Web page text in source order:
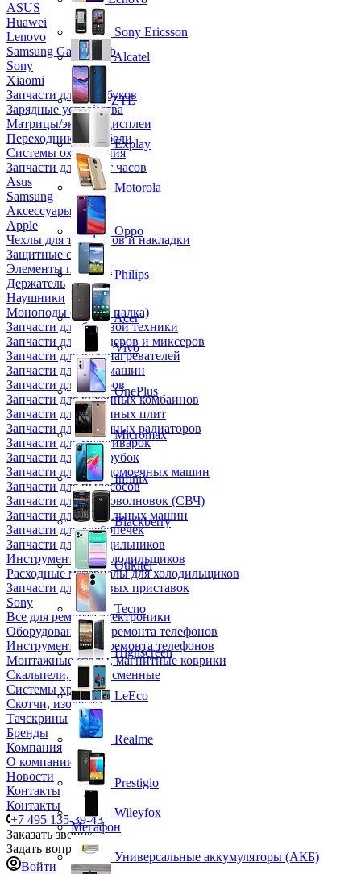
ASUS
Huawei
Lenovo
Samsung Galaxy Tab
Sony
Xiaomi
Запчасти для ноутбуков
Зарядные устройства
Матрицы/экраны/дисплеи
Переходники и кабели
Системы охлаждения
Запчасти для смарт часов
Asus
Samsung
Аксессуары
Apple
Чехлы для телефонов и накладки
Защитные стекла
Элементы питания
Держатель
Наушники
Моноподы (Селфи палка)
Запчасти для бытовой техники
Запчасти для блендеров и миксеров
Запчасти для водонагревателей
Запчасти для кофемашин
Запчасти для кулеров
Запчасти для кухонных комбаинов
Запчасти для кухонных плит
Запчасти для масляных радиаторов
Запчасти для мультиварок
Запчасти для мясорубок
Запчасти для посудомоечных машин
Запчасти для пылесосов
Запчасти для микроволновок (СВЧ)
Запчасти для стиральных машин
Запчасти для хлебопечек
Запчасти для холодильников
Инструмент для холодильщиков
Расходные материалы для холодильщиков
Запчасти для игровых приставок
Sony
Все для ремонта электроники
Оборудование для ремонта телефонов
Инструменты для ремонта телефонов
Монтажные столы, магнитные коврики
Скальпели, лезвия сменные
Системы хранения
Скотчи, изолента
Тачскрины
Бренды
Компания
О компании
Новости
Контакты
Контакты
+7 495 135-39-43
Заказать звонок
Задать вопрос
Войти
Sony Ericsson
Alcatel
ZTE
Explay
Motorola
Oppo
Philips
Acer
Vivo
OnePlus
Micromax
Infinix
Blackberry
Oukitel
Tecno
Highscreen
LeEco
Realme
Prestigio
Wileyfox
Мегафон
Универсальные аккумуляторы (АКБ)